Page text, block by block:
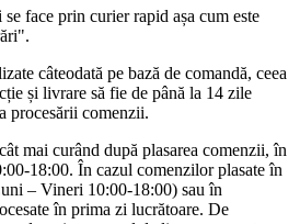
se face prin curier rapid așa cum este
câteodată pe bază de comandă, ceea
și livrare să fie de până la 14 zile
procesării comenzii.
mai curând după plasarea comenzii, în
18:00. În cazul comenzilor plasate în
– Vineri 10:00-18:00) sau în
în prima zi lucrătoare. De